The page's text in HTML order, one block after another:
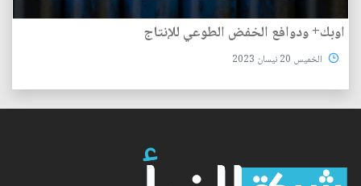
اوبك+ ودوافع الخفض الطوعي للإنتاج
الخميس 20 نيسان 2023